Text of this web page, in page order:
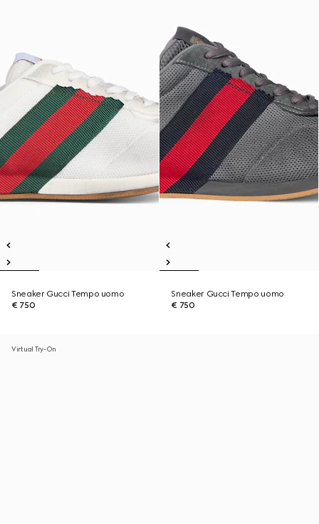
Sneaker Gucci Tempo uomo
€ 750
Sneaker Gucci Tempo uomo
€ 750
Virtual Try-On